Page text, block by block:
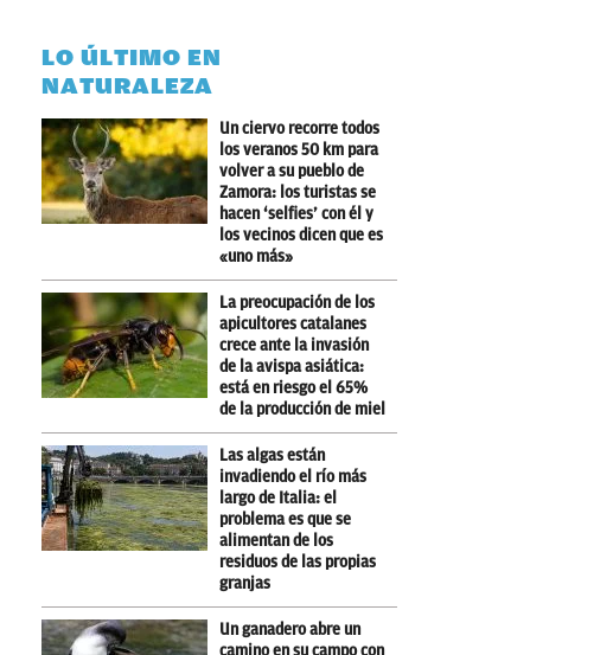
LO ÚLTIMO EN
NATURALEZA
Un ciervo recorre todos
los veranos 50 km para
volver a su pueblo de
Zamora: los turistas se
hacen ‘selfies’ con él y
los vecinos dicen que es
«uno más»
La preocupación de los
apicultores catalanes
crece ante la invasión
de la avispa asiática:
está en riesgo el 65%
de la producción de miel
Las algas están
invadiendo el río más
largo de Italia: el
problema es que se
alimentan de los
residuos de las propias
granjas
Un ganadero abre un
camino en su campo con